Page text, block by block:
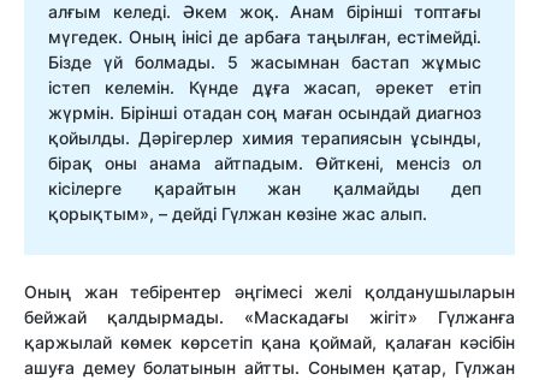
алғым келеді. Әкем жоқ. Анам бірінші топтағы
мүгедек. Оның інісі де арбаға таңылған, естімейді.
Бізде үй болмады. 5 жасымнан бастап жұмыс
істеп келемін. Күнде дұға жасап, әрекет етіп
жүрмін. Бірінші отадан соң маған осындай диагноз
қойылды. Дәрігерлер химия терапиясын ұсынды,
бірақ оны анама айтпадым. Өйткені, менсіз ол
кісілерге қарайтын жан қалмайды деп
қорықтым», – дейді Гүлжан көзіне жас алып.
Оның жан тебірентер әңгімесі желі қолданушыларын
бейжай қалдырмады. «Маскадағы жігіт» Гүлжанға
қаржылай көмек көрсетіп қана қоймай, қалаған кәсібін
ашуға демеу болатынын айтты. Сонымен қатар, Гүлжан